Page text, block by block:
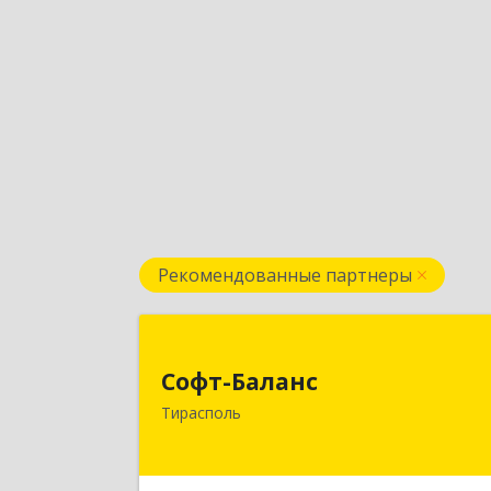
Рекомендованные партнеры
Софт-Баланс
Тирасполь
Приднестровье, г.Тирасполь, ул. 25